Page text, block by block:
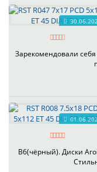
Зарекомендовали
B6(чёрный). Диски